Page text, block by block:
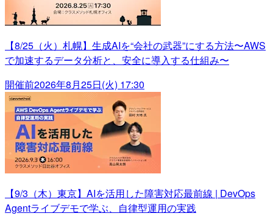
【8/25（火）札幌】生成AIを“会社の武器”にする方法〜AWS
で加速するデータ分析と、安全に導入する仕組み〜
開催前2026年8月25日(火) 17:30
【9/3（木）東京】AIを活用した障害対応最前線 | DevOps
Agentライブデモで学ぶ、自律型運用の実践